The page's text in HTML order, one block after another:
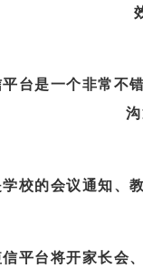
是一个非常不
学校的会议通知、
信平台将开家长会